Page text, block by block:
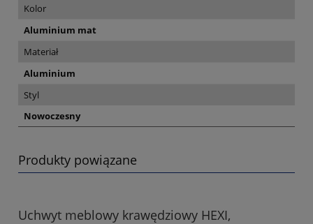
Kolor
Aluminium mat
Materiał
Aluminium
Styl
Nowoczesny
Produkty powiązane
Uchwyt meblowy krawędziowy HEXI,